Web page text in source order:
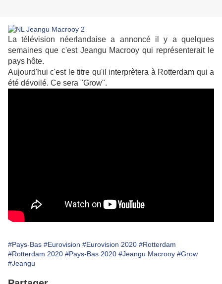
La télévision néerlandaise a annoncé il y a quelques
semaines que c'est Jeangu Macrooy qui représenterait le
pays hôte.
Aujourd'hui c'est le titre qu'il interprètera à Rotterdam qui a
été dévoilé. Ce sera "Grow".
#Pays-Bas #Eurovision #Eurovision 2020 #Rotterdam
#Rotterdam 2020 #Pays-Bas 2020 #Jeangu Macrooy #Grow
#Jeangu